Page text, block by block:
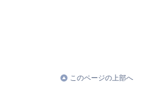
このページの上部へ